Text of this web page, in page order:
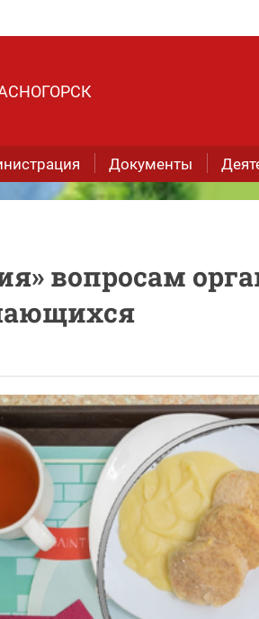
Документы
вопросам